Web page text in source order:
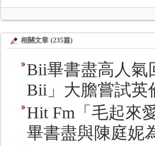
相關文章 (235篇)
Bii畢書盡高人氣
Bii」大膽嘗試英
Hit Fm「毛起來
畢書盡與陳庭妮